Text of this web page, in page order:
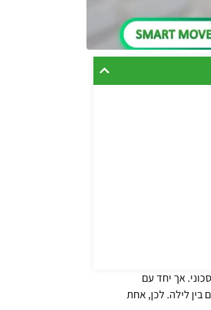
אך יחד עם
בין לילה. לכן, אחת